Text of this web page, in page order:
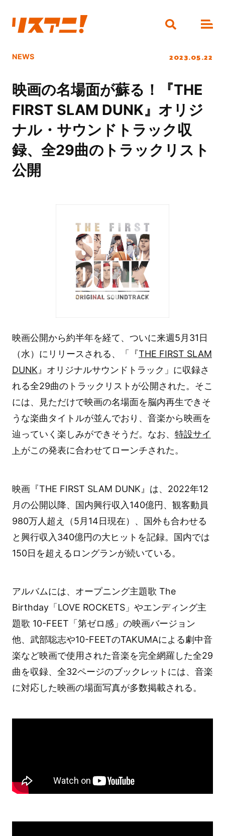
NEWS 2023.05.22
映画の名場面が蘇る！『THE
FIRST SLAM DUNK』オリジ
ナル・サウンドトラック収
録、全29曲のトラックリスト
公開
映画公開から約半年を経て、ついに来週5月31日
（水）にリリースされる、「『THE FIRST SLAM
DUNK 』オリジナルサウンドトラック」に収録さ
れる全29曲のトラックリストが公開された。そこ
には、見ただけで映画の名場面を脳内再生できそ
うな楽曲タイトルが並んでおり、音楽から映画を
辿っていく楽しみができそうだ。なお、 特設サイ
ト がこの発表に合わせてローンチされた。
映画『THE FIRST SLAM DUNK』は、2022年12
月の公開以降、国内興行収入140億円、観客動員
980万人超え（5月14日現在）、国外も合わせる
と興行収入340億円の大ヒットを記録。国内では
150日を超えるロングランが続いている。
アルバムには、オープニング主題歌 The
Birthday「LOVE ROCKETS」やエンディング主
題歌 10-FEET「第ゼロ感」の映画バージョン
他、武部聡志や10-FEETのTAKUMAによる劇中音
楽など映画で使用された音楽を完全網羅した全29
曲を収録、全32ページのブックレットには、音楽
に対応した映画の場面写真が多数掲載される。